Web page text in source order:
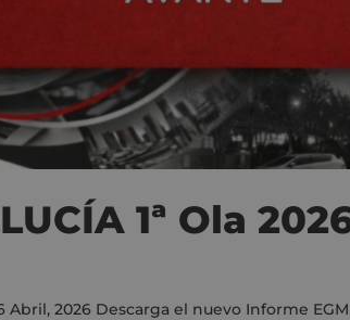
1ª Ola
Abril, 2026 Descarga el nuevo Informe